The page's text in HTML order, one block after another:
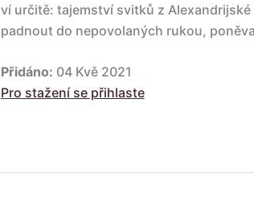
ví určitě: tajemství svitků z
padnout do nepovolaných rukou,
Přidáno: 04 Kvě 2021
Pro stažení se přihlaste